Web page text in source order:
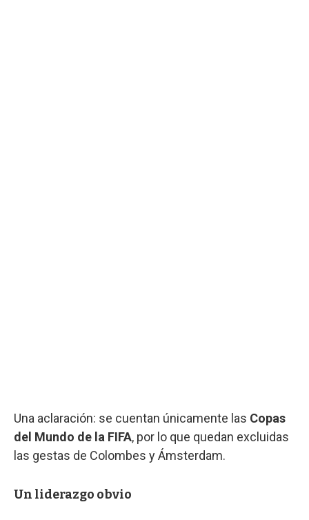
Una aclaración: se cuentan únicamente las Copas
del Mundo de la FIFA, por lo que quedan excluidas
las gestas de Colombes y Ámsterdam.
Un liderazgo obvio